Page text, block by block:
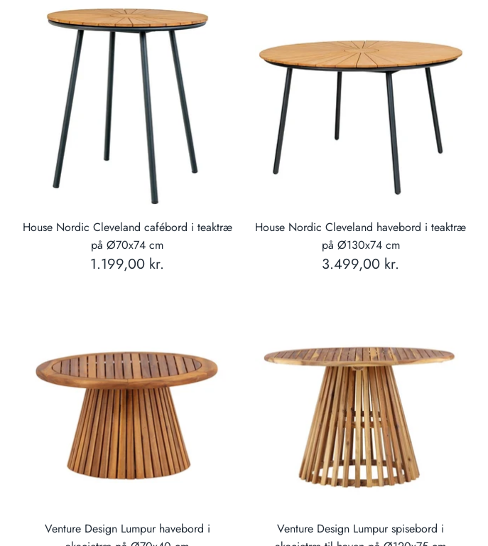
House Nordic Cleveland cafébord i teaktræ
på Ø70x74 cm
1.199,00 kr.
House Nordic Cleveland havebord i teaktræ
på Ø130x74 cm
3.499,00 kr.
Venture Design Lumpur havebord i
Venture Design Lumpur spisebord i